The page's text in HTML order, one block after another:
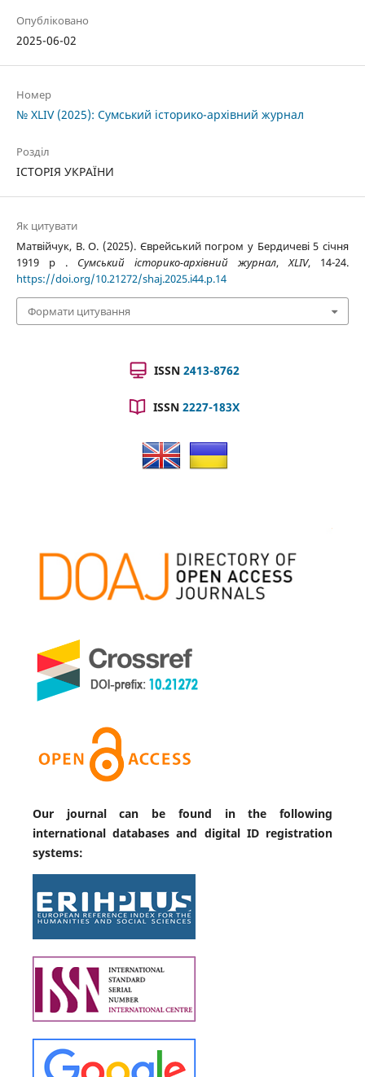
Опубліковано
2025-06-02
Номер
№ XLIV (2025): Сумський історико-архівний журнал
Розділ
ІСТОРІЯ УКРАЇНИ
Як цитувати
Матвійчук, В. О. (2025). Єврейський погром у Бердичеві 5 січня
1919 р . Сумський історико-архівний журнал,XLIV, 14-24.
https://doi.org/10.21272/shaj.2025.i44.p.14
Формати цитування
ISSN 2413-8762
ISSN 2227-183X
Our journal can be found in the following
international databases and digital ID registration
systems: